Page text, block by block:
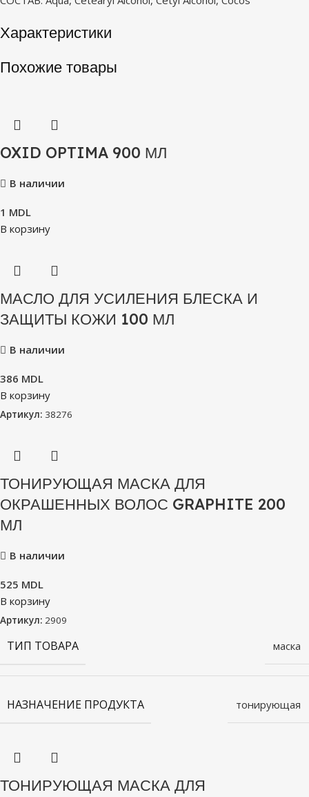
Характеристики
Похожие товары
OXID OPTIMA 900 МЛ
В наличии
1 MDL
В корзину
МАСЛО ДЛЯ УСИЛЕНИЯ БЛЕСКА И
ЗАЩИТЫ КОЖИ 100 МЛ
В наличии
386 MDL
В корзину
Артикул: 38276
ТОНИРУЮЩАЯ МАСКА ДЛЯ
ОКРАШЕННЫХ ВОЛОС GRAPHITE 200
МЛ
В наличии
525 MDL
В корзину
Артикул: 2909
ТИП ТОВАРА маска
НАЗНАЧЕНИЕ ПРОДУКТА тонирующая
ТОНИРУЮЩАЯ МАСКА ДЛЯ